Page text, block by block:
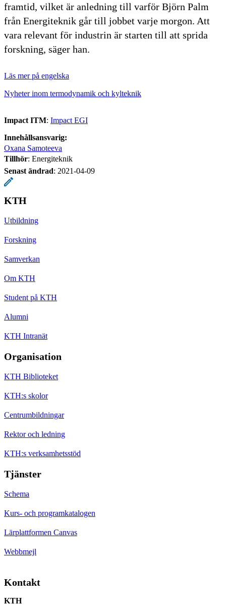
framtid, vilket är anledning till varför Björn Palm
från Energiteknik går till jobbet varje morgon. Att
vara relevant för industrin är starten till att sprida
forskning, säger han.
Läs mer på engelska
Nyheter inom termodynamik och kylteknik
Impact ITM: Impact EGI
Innehållsansvarig:
Oxana Samoteeva
Tillhör: Energiteknik
Senast ändrad: 2021-04-09
KTH
Utbildning
Forskning
Samverkan
Om KTH
Student på KTH
Alumni
KTH Intranät
Organisation
KTH Biblioteket
KTH:s skolor
Centrumbildningar
Rektor och ledning
KTH:s verksamhetsstöd
Tjänster
Schema
Kurs- och programkatalogen
Lärplattformen Canvas
Webbmejl
Kontakt
KTH